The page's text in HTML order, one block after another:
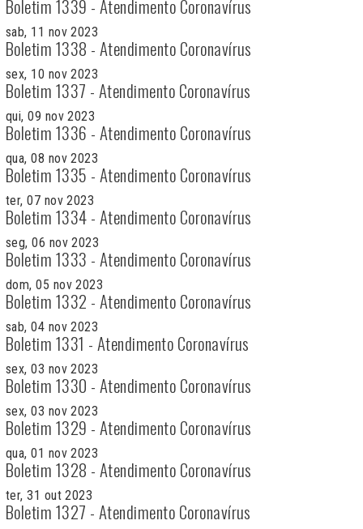
Boletim 1339 - Atendimento Coronavírus
sab, 11 nov 2023
Boletim 1338 - Atendimento Coronavírus
sex, 10 nov 2023
Boletim 1337 - Atendimento Coronavírus
qui, 09 nov 2023
Boletim 1336 - Atendimento Coronavírus
qua, 08 nov 2023
Boletim 1335 - Atendimento Coronavírus
ter, 07 nov 2023
Boletim 1334 - Atendimento Coronavírus
seg, 06 nov 2023
Boletim 1333 - Atendimento Coronavírus
dom, 05 nov 2023
Boletim 1332 - Atendimento Coronavírus
sab, 04 nov 2023
Boletim 1331 - Atendimento Coronavírus
sex, 03 nov 2023
Boletim 1330 - Atendimento Coronavírus
sex, 03 nov 2023
Boletim 1329 - Atendimento Coronavírus
qua, 01 nov 2023
Boletim 1328 - Atendimento Coronavírus
ter, 31 out 2023
Boletim 1327 - Atendimento Coronavírus